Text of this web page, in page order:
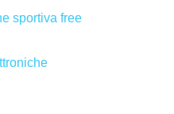
sportiva free